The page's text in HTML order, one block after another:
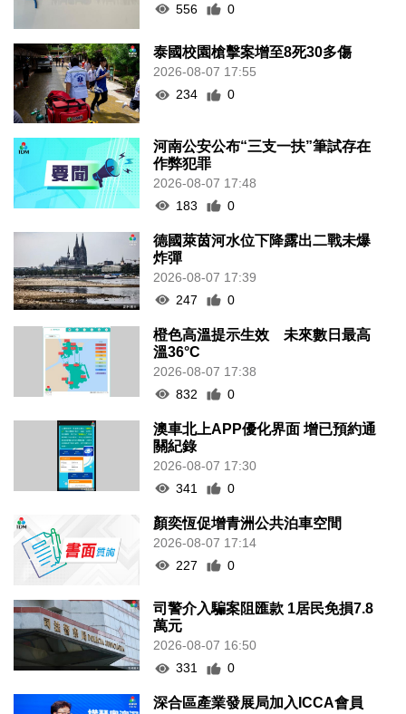
556
0
泰國校園槍擊案增至8死30多傷
2026-08-07 17:55
234
0
河南公安公布“三支一扶”筆試存在
作弊犯罪
2026-08-07 17:48
183
0
德國萊茵河水位下降露出二戰未爆
炸彈
2026-08-07 17:39
247
0
橙色高溫提示生效 未來數日最高
溫36°C
2026-08-07 17:38
832
0
澳車北上APP優化界面 增已預約通
關紀錄
2026-08-07 17:30
341
0
顏奕恆促增青洲公共泊車空間
2026-08-07 17:14
227
0
司警介入騙案阻匯款 1居民免損7.8
萬元
2026-08-07 16:50
331
0
深合區產業發展局加入ICCA會員